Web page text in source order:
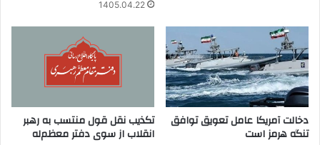
1405.04.22
دخالت آمریکا عامل تعویق توافق
تنگه هرمز است
تکذیب نقل قول منتسب به رهبر
انقلاب از سوی دفتر معظم‌له